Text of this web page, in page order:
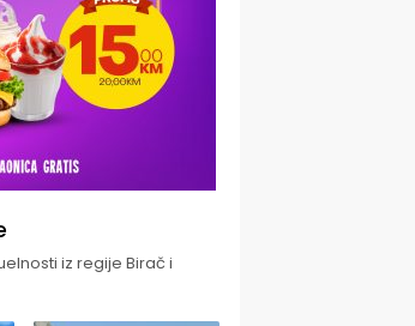
iz regije Birač i